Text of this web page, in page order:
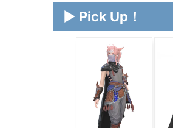
▶ Pick Up！